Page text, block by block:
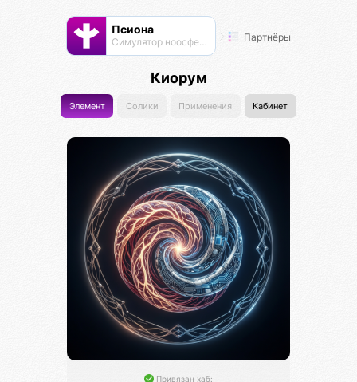
Псиона
Cимулятор ноосферы Партнёры
Киорум
Элемент Солики Применения Кабинет
Привязан хаб: